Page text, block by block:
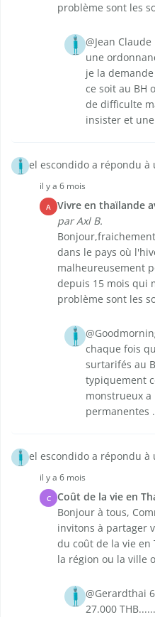
problème sont les
@Jean
une
je la
ce soit au BH
de difficulte
insister et
el escondido a répondu à
il y a 6 mois
A
Vivre en thaïlande
par Axl B.
dans le pays où
malheureusement
depuis 15 mois qui
problème sont les
chaque fois
surtarifés au
typiquement
monstrueux a
permanentes
el escondido a répondu à
il y a 6 mois
C Coût de la vie en
Bonjour à tous,
invitons à partager
du coût de la vie en
la région ou la ville
@Gerardthai
27.000